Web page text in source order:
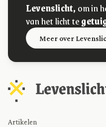
Levenslicht, om in
van het licht te
Meer over
Artikelen